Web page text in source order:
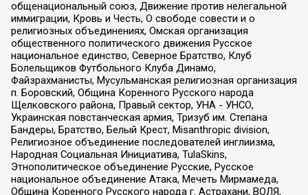
общенациональный союз, Движение против нелегальной
иммиграции, Кровь и Честь, О свободе совести и о
религиозных объединениях, Омская организация
общественного политического движения Русское
национальное единство, Северное Братство, Клуб
Болельщиков Футбольного Клуба Динамо,
Файзрахманисты, Мусульманская религиозная организация
п. Боровский, Община Коренного Русского народа
Щелковского района, Правый сектор, УНА - УНСО,
Украинская повстанческая армия, Тризуб им. Степана
Бандеры, Братство, Белый Крест, Misanthropic division,
Религиозное объединение последователей инглиизма,
Народная Социальная Инициатива, TulaSkins,
Этнополитическое объединение Русские, Русское
национальное объединение Атака, Мечеть Мирмамеда,
Община Коренного Русского народа г. Астрахани, ВОЛЯ,